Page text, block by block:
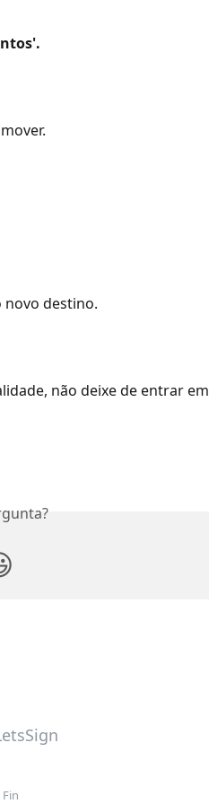
novo destino.
não deixe de entrar em